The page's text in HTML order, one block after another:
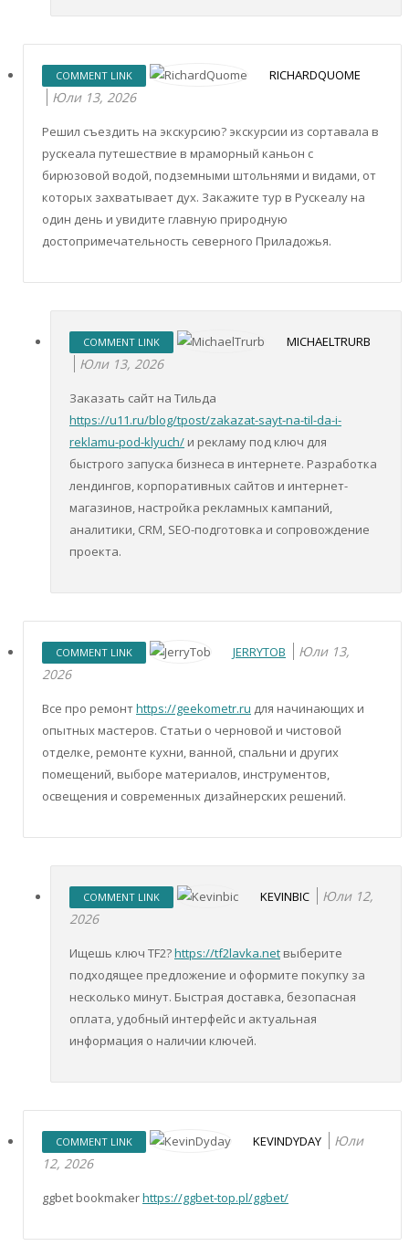
COMMENT LINK RICHARDQUOME
Юли 13, 2026
Решил съездить на экскурсию? экскурсии из сортавала в
рускеала путешествие в мраморный каньон с
бирюзовой водой, подземными штольнями и видами, от
которых захватывает дух. Закажите тур в Рускеалу на
один день и увидите главную природную
достопримечательность северного Приладожья.
COMMENT LINK MICHAELTRURB
Юли 13, 2026
Заказать сайт на Тильда
https://u11.ru/blog/tpost/zakazat-sayt-na-til-da-i-
reklamu-pod-klyuch/ и рекламу под ключ для
быстрого запуска бизнеса в интернете. Разработка
лендингов, корпоративных сайтов и интернет-
магазинов, настройка рекламных кампаний,
аналитики, CRM, SEO-подготовка и сопровождение
проекта.
COMMENT LINK JERRYTOB
Юли 13,
2026
Все про ремонтhttps://geekometr.ru для начинающих и
опытных мастеров. Статьи о черновой и чистовой
отделке, ремонте кухни, ванной, спальни и других
помещений, выборе материалов, инструментов,
освещения и современных дизайнерских решений.
COMMENT LINK KEVINBIC
Юли 12,
2026
Ищешь ключ TF2?https://tf2lavka.net выберите
подходящее предложение и оформите покупку за
несколько минут. Быстрая доставка, безопасная
оплата, удобный интерфейс и актуальная
информация о наличии ключей.
COMMENT LINK KEVINDYDAY
Юли
12, 2026
ggbet bookmakerhttps://ggbet-top.pl/ggbet/